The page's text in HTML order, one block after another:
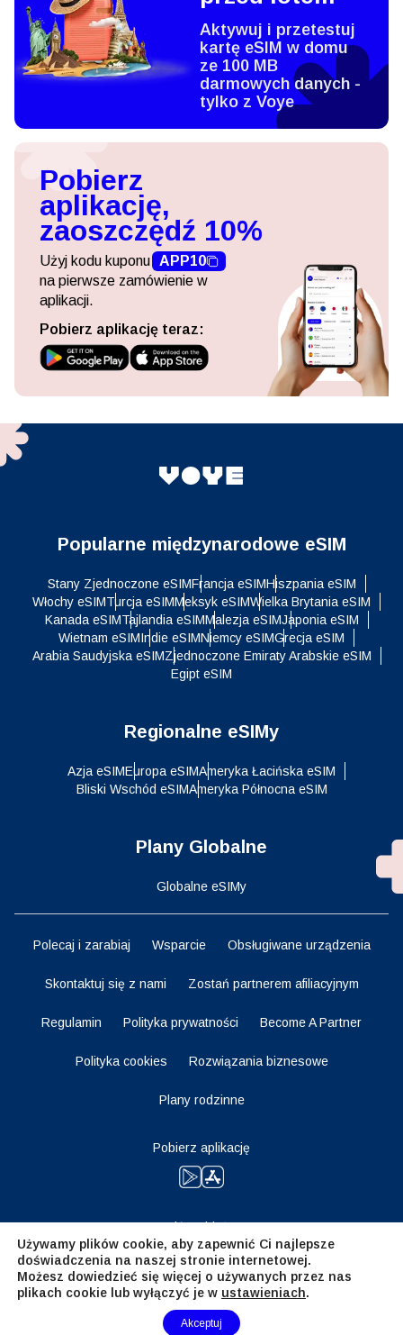
Aktywuj i przetestuj
kartę eSIM w domu
ze 100 MB
darmowych danych -
tylko z Voye
Pobierz
aplikację,
zaoszczędź 10%
Użyj kodu kuponu APP10
na pierwsze zamówienie w
aplikacji.
Pobierz aplikację teraz:
Popularne międzynarodowe eSIM
Stany Zjednoczone eSIMFrancja eSIMHiszpania eSIM
Włochy eSIMTurcja eSIMMeksyk eSIMWielka Brytania eSIM
Kanada eSIMTajlandia eSIMMalezja eSIMJaponia eSIM
Wietnam eSIMIndie eSIMNiemcy eSIMGrecja eSIM
Arabia Saudyjska eSIMZjednoczone Emiraty Arabskie eSIM
Egipt eSIM
Regionalne eSIMy
Azja eSIMEuropa eSIMAmeryka Łacińska eSIM
Bliski Wschód eSIMAmeryka Północna eSIM
Plany Globalne
Globalne eSIMy
Polecaj i zarabiaj Wsparcie Obsługiwane urządzenia
Skontaktuj się z nami Zostań partnerem afiliacyjnym
Regulamin Polityka prywatności Become A Partner
Polityka cookies Rozwiązania biznesowe
Plany rodzinne
Pobierz aplikację
Bądź na bieżąco
Używamy plików cookie, aby zapewnić Ci najlepsze
doświadczenia na naszej stronie internetowej.
Możesz dowiedzieć się więcej o używanych przez nas
plikach cookie lub wyłączyć je w ustawieniach.
Akceptuj